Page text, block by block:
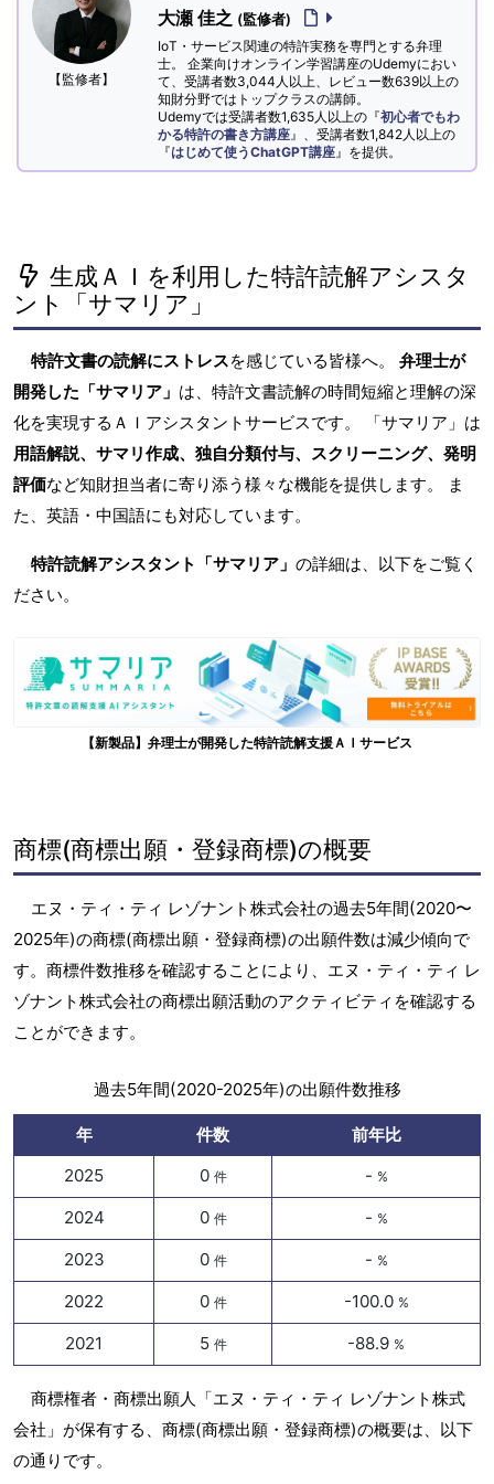
【監修者】
大瀬 佳之 (監修者)
IoT・サービス関連の特許実務を専門とする弁理
士。 企業向けオンライン学習講座のUdemyにおい
て、受講者数3,044人以上、レビュー数639以上の
知財分野ではトップクラスの講師。
Udemyでは受講者数1,635人以上の『初心者でもわ
かる特許の書き方講座 』、受講者数1,842人以上の
『はじめて使うChatGPT講座 』を提供。
生成ＡＩを利用した特許読解アシスタ
ント「サマリア」
特許文書の読解にストレスを感じている皆様へ。 弁理士が
開発した「サマリア」 は、特許文書読解の時間短縮と理解の深
化を実現するＡＩアシスタントサービスです。 「サマリア」は
用語解説、サマリ作成、独自分類付与、スクリーニング、発明
評価など知財担当者に寄り添う様々な機能を提供します。 ま
た、英語・中国語にも対応しています。
特許読解アシスタント「サマリア」 の詳細は、以下をご覧く
ださい。
【新製品】弁理士が開発した特許読解支援ＡＩサービス
商標(商標出願・登録商標)の概要
エヌ・ティ・ティ レゾナント株式会社の過去5年間(2020〜
2025年)の商標(商標出願・登録商標)の出願件数は減少傾向で
す。商標件数推移を確認することにより、エヌ・ティ・ティ レ
ゾナント株式会社の商標出願活動のアクティビティを確認する
ことができます。
過去5年間(2020-2025年)の出願件数推移
年 件数
前年比
2025
0 件 - %
2024 0 件 - %
2023 0 件 - %
2022 0 件 -100.0 %
2021 5 件 -88.9 %
商標権者・商標出願人「エヌ・ティ・ティ レゾナント株式
会社」が保有する、商標(商標出願・登録商標)の概要は、以下
の通りです。